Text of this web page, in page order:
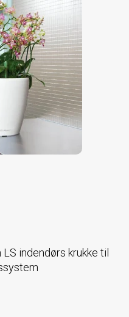
indendørs krukke til